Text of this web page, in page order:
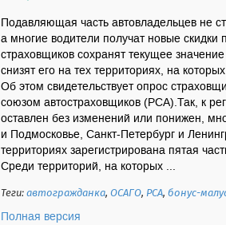
Подавляющая часть автовладельцев не
а многие водители получат новые
страховщиков сохранят текущее
снизят его на тех территориях, на
Об этом свидетельствует опрос
союзом автостраховщиков (РСА).Так, к
оставлен без изменений или понижен,
и Подмосковье, Санкт-Петербург и
территориях зарегистрирована пятая
Среди территорий, на которых ...
Теги:автогражданка,ОСАГО, РСА,бонус-
Полная версия